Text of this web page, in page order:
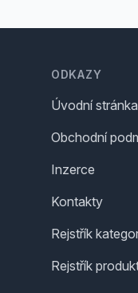
ODKAZY
Úvodní stránka
Obchodní
Inzerce
Kontakty
Rejstřík
Rejstřík